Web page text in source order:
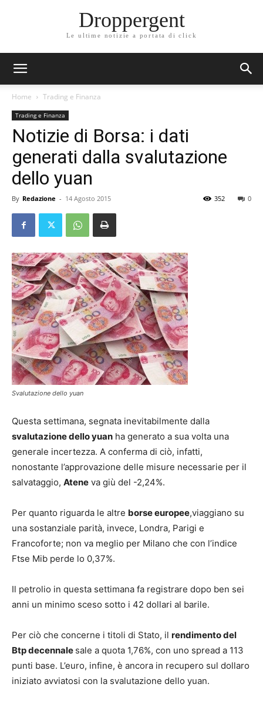
Droppergent
Le ultime notizie a portata di click
Home Trading e Finanza
Trading e Finanza
Notizie di Borsa: i dati
generati dalla svalutazione
dello yuan
By Redazione - 14 Agosto 2015 0
352
Svalutazione dello yuan
Questa settimana, segnata inevitabilmente dalla
svalutazione dello yuan ha generato a sua volta una
generale incertezza. A conferma di ciò, infatti,
nonostante l’approvazione delle misure necessarie per il
salvataggio, Atene va giù del -2,24%.
Per quanto riguarda le altre borse europee,viaggiano su
una sostanziale parità, invece, Londra, Parigi e
Francoforte; non va meglio per Milano che con l’indice
Ftse Mib perde lo 0,37%.
Il petrolio in questa settimana fa registrare dopo ben sei
anni un minimo sceso sotto i 42 dollari al barile.
Per ciò che concerne i titoli di Stato, il rendimento del
Btp decennale sale a quota 1,76%, con uno spread a 113
punti base. L’euro, infine, è ancora in recupero sul dollaro
iniziato avviatosi con la svalutazione dello yuan.